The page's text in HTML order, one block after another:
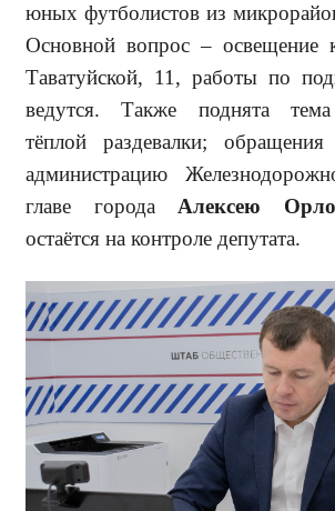
юных фут­болистов из
Основной вопрос – освещение
Таватуйской, 11, ра­боты по
ведутся. Также поднята тема
тёплой раздевалки;
администрацию
главе города Алексею
остаётся на контроле депутата.